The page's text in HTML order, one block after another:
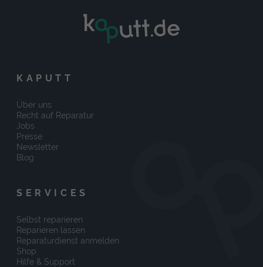
KAPUTT
Über uns
Recht auf Reparatur
Jobs
Presse
Newsletter
Blog
SERVICES
Selbst reparieren
Reparieren lassen
Reparaturdienst anmelden
Shop
Hilfe & Support